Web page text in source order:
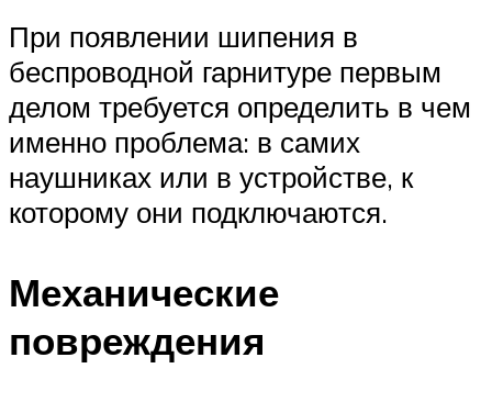
При появлении шипения в
беспроводной гарнитуре первым
делом требуется определить в чем
именно проблема: в самих
наушниках или в устройстве, к
которому они подключаются.
Механические
повреждения